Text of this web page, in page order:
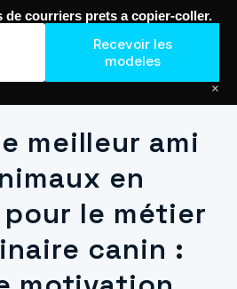
le Job
meilleur ami
en
le métier
canin :
de courriers prets a copier-coller.
Recevoir les
modeles
×